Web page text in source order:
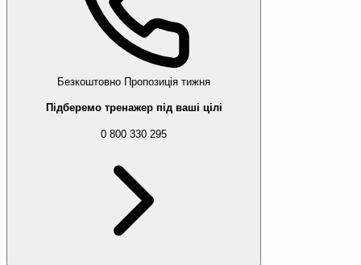
Безкоштовно Пропозиція тижня
Підберемо тренажер під ваші цілі
0 800 330 295